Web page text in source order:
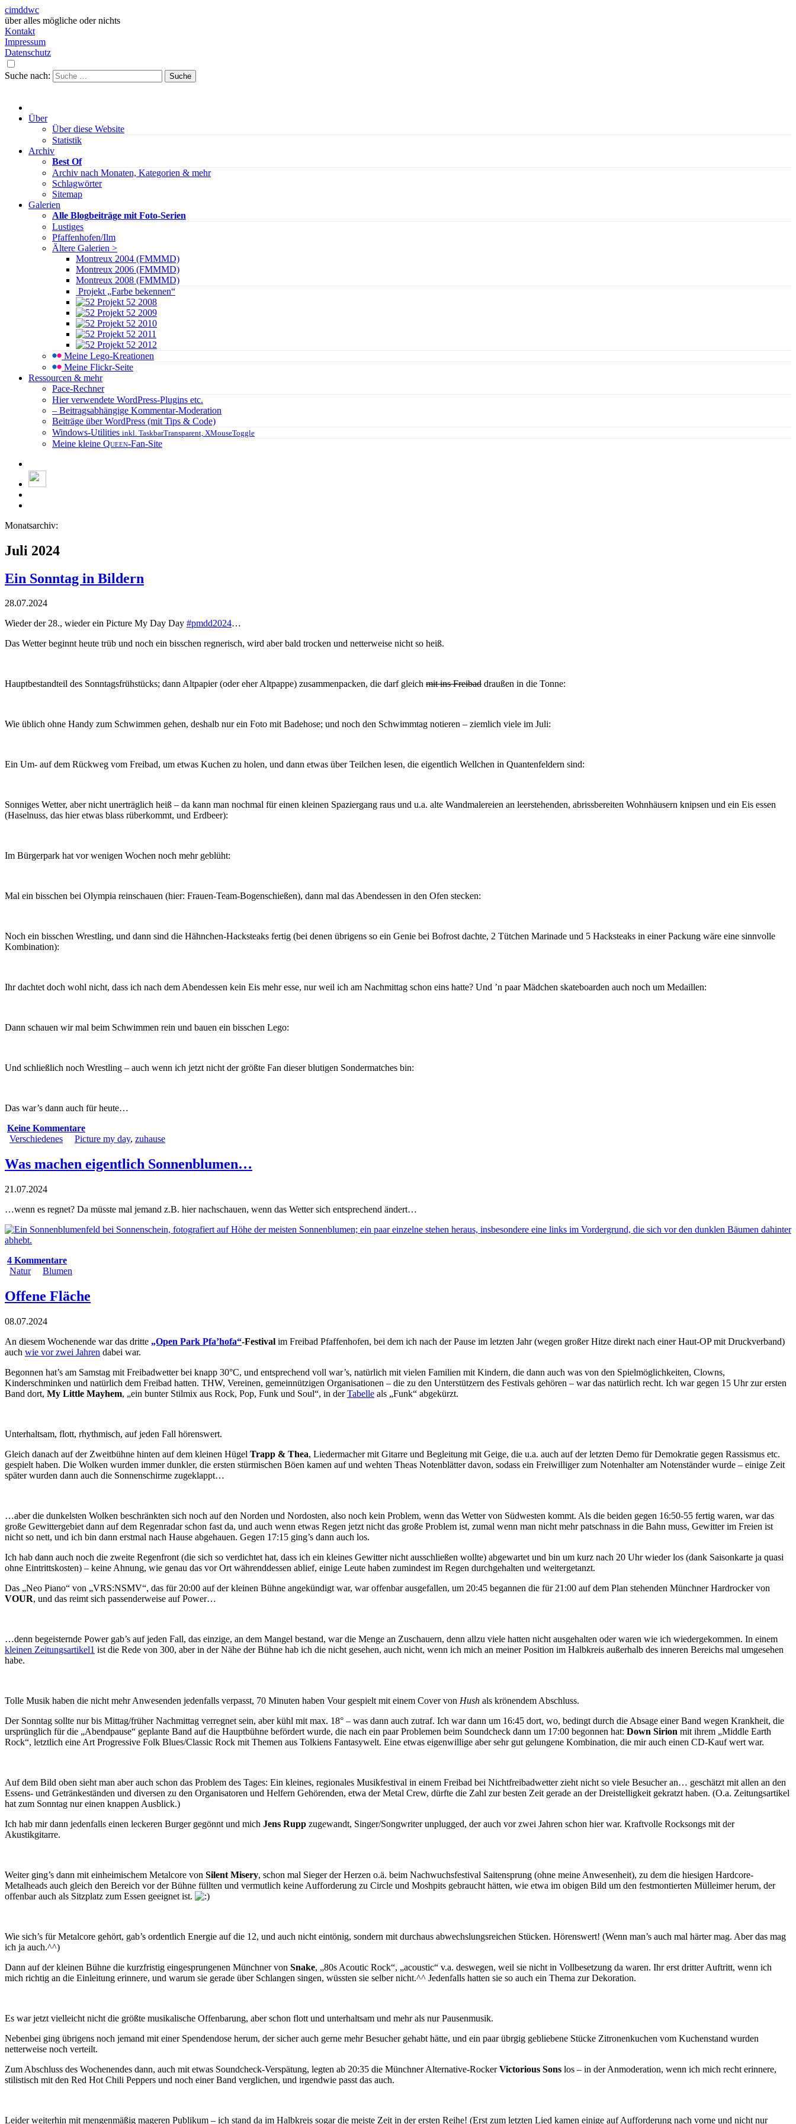
cimddwc
über alles mögliche oder nichts
Kontakt
Impressum
Datenschutz
Suche nach:
Über
Über diese Website
Statistik
Archiv
Best Of
Archiv nach Monaten, Kategorien & mehr
Schlagwörter
Sitemap
Galerien
Alle Blogbeiträge mit Foto-Serien
Lustiges
Pfaffenhofen/Ilm
Ältere Galerien >
Montreux 2004 (FMMMD)
Montreux 2006 (FMMMD)
Montreux 2008 (FMMMD)
Projekt „Farbe bekennen“
Projekt 52 2008
Projekt 52 2009
Projekt 52 2010
Projekt 52 2011
Projekt 52 2012
Meine Lego-Kreationen
Meine Flickr-Seite
Ressourcen & mehr
Pace-Rechner
Hier verwendete WordPress-Plugins etc.
– Beitragsabhängige Kommentar-Moderation
Beiträge über WordPress (mit Tips & Code)
Windows-Utilities inkl. TaskbarTransparent, XMouseToggle
Meine kleine Queen-Fan-Site
Monatsarchiv:
Juli 2024
Ein Sonntag in Bildern
28.07.2024
Wieder der 28., wieder ein Picture My Day Day #pmdd2024…
Das Wetter beginnt heute trüb und noch ein bisschen regnerisch, wird aber bald trocken und netterweise nicht so heiß.
Hauptbestandteil des Sonntagsfrühstücks; dann Altpapier (oder eher Altpappe) zusammenpacken, die darf gleich mit ins Freibad draußen in die Tonne:
Wie üblich ohne Handy zum Schwimmen gehen, deshalb nur ein Foto mit Badehose; und noch den Schwimmtag notieren – ziemlich viele im Juli:
Ein Um- auf dem Rückweg vom Freibad, um etwas Kuchen zu holen, und dann etwas über Teilchen lesen, die eigentlich Wellchen in Quantenfeldern sind:
Sonniges Wetter, aber nicht unerträglich heiß – da kann man nochmal für einen kleinen Spaziergang raus und u.a. alte Wandmalereien an leerstehenden, abrissbereiten Wohnhäusern knipsen und ein Eis essen
(Haselnuss, das hier etwas blass rüberkommt, und Erdbeer):
Im Bürgerpark hat vor wenigen Wochen noch mehr geblüht:
Mal ein bisschen bei Olympia reinschauen (hier: Frauen-Team-Bogenschießen), dann mal das Abendessen in den Ofen stecken:
Noch ein bisschen Wrestling, und dann sind die Hähnchen-Hacksteaks fertig (bei denen übrigens so ein Genie bei Bofrost dachte, 2 Tütchen Marinade und 5 Hacksteaks in einer Packung wäre eine sinnvolle
Kombination):
Ihr dachtet doch wohl nicht, dass ich nach dem Abendessen kein Eis mehr esse, nur weil ich am Nachmittag schon eins hatte? Und ’n paar Mädchen skateboarden auch noch um Medaillen:
Dann schauen wir mal beim Schwimmen rein und bauen ein bisschen Lego:
Und schließlich noch Wrestling – auch wenn ich jetzt nicht der größte Fan dieser blutigen Sondermatches bin:
Das war’s dann auch für heute…
Keine Kommentare
Verschiedenes
Picture my day, zuhause
Was machen eigentlich Sonnenblumen…
21.07.2024
…wenn es regnet? Da müsste mal jemand z.B. hier nachschauen, wenn das Wetter sich entsprechend ändert…
4 Kommentare
Natur
Blumen
Offene Fläche
08.07.2024
An diesem Wochenende war das dritte „Open Park Pfa’hofa“-Festival im Freibad Pfaffenhofen, bei dem ich nach der Pause im letzten Jahr (wegen großer Hitze direkt nach einer Haut-OP mit Druckverband)
auch wie vor zwei Jahren dabei war.
Begonnen hat’s am Samstag mit Freibadwetter bei knapp 30°C, und entsprechend voll war’s, natürlich mit vielen Familien mit Kindern, die dann auch was von den Spielmöglichkeiten, Clowns,
Kinderschminken und natürlich dem Freibad hatten. THW, Vereinen, gemeinnützigen Organisationen – die zu den Unterstützern des Festivals gehören – war das natürlich recht. Ich war gegen 15 Uhr zur ersten
Band dort, My Little Mayhem, „ein bunter Stilmix aus Rock, Pop, Funk und Soul“, in derTabelle als „Funk“ abgekürzt.
Unterhaltsam, flott, rhythmisch, auf jeden Fall hörenswert.
Gleich danach auf der Zweitbühne hinten auf dem kleinen Hügel Trapp & Thea, Liedermacher mit Gitarre und Begleitung mit Geige, die u.a. auch auf der letzten Demo für Demokratie gegen Rassismus etc.
gespielt haben. Die Wolken wurden immer dunkler, die ersten stürmischen Böen kamen auf und wehten Theas Notenblätter davon, sodass ein Freiwilliger zum Notenhalter am Notenständer wurde – einige Zeit
später wurden dann auch die Sonnenschirme zugeklappt…
…aber die dunkelsten Wolken beschränkten sich noch auf den Norden und Nordosten, also noch kein Problem, wenn das Wetter von Südwesten kommt. Als die beiden gegen 16:50-55 fertig waren, war das
große Gewittergebiet dann auf dem Regenradar schon fast da, und auch wenn etwas Regen jetzt nicht das große Problem ist, zumal wenn man nicht mehr patschnass in die Bahn muss, Gewitter im Freien ist
nicht so nett, und ich bin dann erstmal nach Hause abgehauen. Gegen 17:15 ging’s dann auch los.
Ich hab dann auch noch die zweite Regenfront (die sich so verdichtet hat, dass ich ein kleines Gewitter nicht ausschließen wollte) abgewartet und bin um kurz nach 20 Uhr wieder los (dank Saisonkarte ja quasi
ohne Eintrittskosten) – keine Ahnung, wie genau das vor Ort währenddessen ablief, einige Leute haben zumindest im Regen durchgehalten und weitergetanzt.
Das „Neo Piano“ von „VRS:NSMV“, das für 20:00 auf der kleinen Bühne angekündigt war, war offenbar ausgefallen, um 20:45 begannen die für 21:00 auf dem Plan stehenden Münchner Hardrocker von
VOUR, und das reimt sich passenderweise auf Power…
…denn begeisternde Power gab’s auf jeden Fall, das einzige, an dem Mangel bestand, war die Menge an Zuschauern, denn allzu viele hatten nicht ausgehalten oder waren wie ich wiedergekommen. In einem
kleinen Zeitungsartikel1 ist die Rede von 300, aber in der Nähe der Bühne hab ich die nicht gesehen, auch nicht, wenn ich mich an meiner Position im Halbkreis außerhalb des inneren Bereichs mal umgesehen
habe.
Tolle Musik haben die nicht mehr Anwesenden jedenfalls verpasst, 70 Minuten haben Vour gespielt mit einem Cover von Hush als krönendem Abschluss.
Der Sonntag sollte nur bis Mittag/früher Nachmittag verregnet sein, aber kühl mit max. 18° – was dann auch zutraf. Ich war dann um 16:45 dort, wo, bedingt durch die Absage einer Band wegen Krankheit, die
ursprünglich für die „Abendpause“ geplante Band auf die Hauptbühne befördert wurde, die nach ein paar Problemen beim Soundcheck dann um 17:00 begonnen hat: Down Sirion mit ihrem „Middle Earth
Rock“, letztlich eine Art Progressive Folk Blues/Classic Rock mit Themen aus Tolkiens Fantasywelt. Eine etwas eigenwillige aber sehr gut gelungene Kombination, die mir auch einen CD-Kauf wert war.
Auf dem Bild oben sieht man aber auch schon das Problem des Tages: Ein kleines, regionales Musikfestival in einem Freibad bei Nichtfreibadwetter zieht nicht so viele Besucher an… geschätzt mit allen an den
Essens- und Getränkeständen und diversen zu den Organisatoren und Helfern Gehörenden, etwa der Metal Crew, dürfte die Zahl zur besten Zeit gerade an der Dreistelligkeit gekratzt haben. (O.a. Zeitungsartikel
hat zum Sonntag nur einen knappen Ausblick.)
Ich hab mir dann jedenfalls einen leckeren Burger gegönnt und mich Jens Rupp zugewandt, Singer/Songwriter unplugged, der auch vor zwei Jahren schon hier war. Kraftvolle Rocksongs mit der
Akustikgitarre.
Weiter ging’s dann mit einheimischem Metalcore von Silent Misery, schon mal Sieger der Herzen o.ä. beim Nachwuchsfestival Saitensprung (ohne meine Anwesenheit), zu dem die hiesigen Hardcore-
Metalheads auch gleich den Bereich vor der Bühne füllten und vermutlich keine Aufforderung zu Circle und Moshpits gebraucht hätten, wie etwa im obigen Bild um den festmontierten Mülleimer herum, der
offenbar auch als Sitzplatz zum Essen geeignet ist.
Wie sich’s für Metalcore gehört, gab’s ordentlich Energie auf die 12, und auch nicht eintönig, sondern mit durchaus abwechslungsreichen Stücken. Hörenswert! (Wenn man’s auch mal härter mag. Aber das mag
ich ja auch.^^)
Dann auf der kleinen Bühne die kurzfristig eingesprungenen Münchner von Snake, „80s Acoutic Rock“, „acoustic“ v.a. deswegen, weil sie nicht in Vollbesetzung da waren. Ihr erst dritter Auftritt, wenn ich
mich richtig an die Einleitung erinnere, und warum sie gerade über Schlangen singen, wüssten sie selber nicht.^^ Jedenfalls hatten sie so auch ein Thema zur Dekoration.
Es war jetzt vielleicht nicht die größte musikalische Offenbarung, aber schon flott und unterhaltsam und mehr als nur Pausenmusik.
Nebenbei ging übrigens noch jemand mit einer Spendendose herum, der sicher auch gerne mehr Besucher gehabt hätte, und ein paar übrgig gebliebene Stücke Zitronenkuchen vom Kuchenstand wurden
netterweise noch verteilt.
Zum Abschluss des Wochenendes dann, auch mit etwas Soundcheck-Verspätung, legten ab 20:35 die Münchner Alternative-RockerVictorious Sons los – in der Anmoderation, wenn ich mich recht erinnere,
stilistisch mit den Red Hot Chili Peppers und noch einer Band verglichen, und irgendwie passt das auch.
Leider weiterhin mit mengenmäßig mageren Publikum – ich stand da im Halbkreis sogar die meiste Zeit in der ersten Reihe! (Erst zum letzten Lied kamen einige auf Aufforderung nach vorne und nicht nur